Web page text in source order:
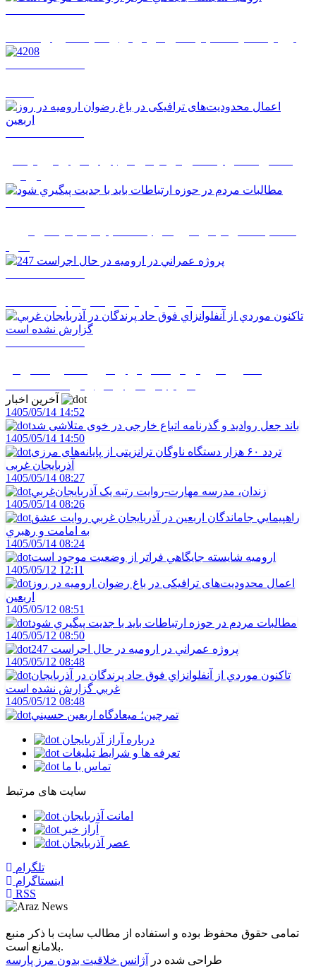
1405/05/14 14:52
باند جعل روادید و گذرنامه اتباع خارجی در خوی متلاشی شد
1405/05/14 14:50
تردد ۶۰ هزار دستگاه ناوگان ترانزیتی از پایانه‌های مرزی
آذربایجان ‌غربی
1405/05/14 08:27
زندان، مدرسه مهارت-روايت رتبه يک آذربايجان‌غربي
1405/05/14 08:26
راهپيمايي جاماندگان اربعين در آذربايجان غربي روايت عشق
به امامت و رهبري
1405/05/14 08:24
اروميه شايسته جايگاهي فراتر از وضعيت موجود است
1405/05/12 12:11
اعمال محدودیت‌های ترافیکی در باغ رضوان ارومیه در روز
اربعین
1405/05/12 08:51
مطالبات مردم در حوزه ارتباطات بايد با جديت پيگيري شود
1405/05/12 08:50
247 پروژه عمراني در اروميه در حال اجراست
1405/05/12 08:48
تاکنون موردي از آنفلوانزاي فوق حاد پرندگان در آذربايجان
غربي گزارش نشده است
1405/05/12 08:48
تمرچين؛ ميعادگاه اربعين حسيني
درباره آراز آذربایجان
تعرفه ها و شرایط تبلیغات
تماس با ما
سایت های مرتبط
امانت آذربایجان
آراز خبر
عصر آذربایجان
تلگرام
اینستاگرام
RSS
تمامی حقوق محفوظ بوده و استفاده از مطالب سایت با ذکر منبع
بلامانع است.
طراحی شده در
آژانس خلاقیت بدون مرز پارسه